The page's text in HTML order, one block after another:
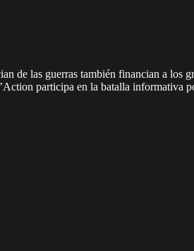
de las guerras también financian a los
participa en la batalla informativa